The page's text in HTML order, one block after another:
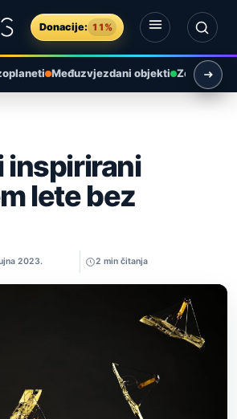
Donacije: 11%
Međuzvjezdani objekti Zemlja i
inspirirani
lete bez
2023. 2 min čitanja